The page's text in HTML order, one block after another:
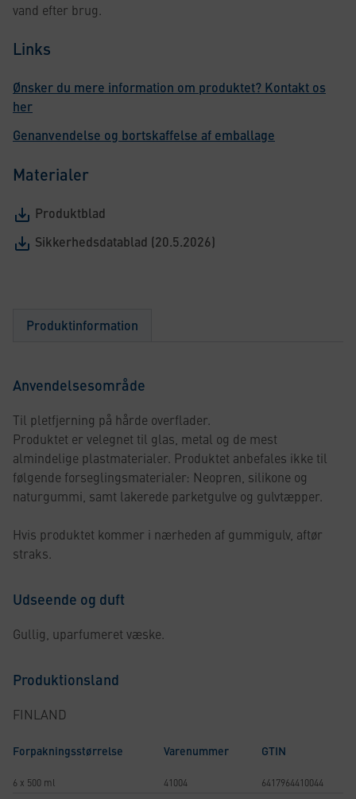
vand efter brug.
Links
Ønsker du mere information om produktet? Kontakt os
her
Genanvendelse og bortskaffelse af emballage
Materialer
Produktblad
Sikkerhedsdatablad (20.5.2026)
Produktinformation
Anvendelsesområde
Til pletfjerning på hårde overflader.
Produktet er velegnet til glas, metal og de mest
almindelige plastmaterialer. Produktet anbefales ikke til
følgende forseglingsmaterialer: Neopren, silikone og
naturgummi, samt lakerede parketgulve og gulvtæpper.
Hvis produktet kommer i nærheden af gummigulv, aftør
straks.
Udseende og duft
Gullig, uparfumeret væske.
Produktionsland
FINLAND
Forpakningsstørrelse Varenummer GTIN
6 x 500 ml 41004 6417964410044